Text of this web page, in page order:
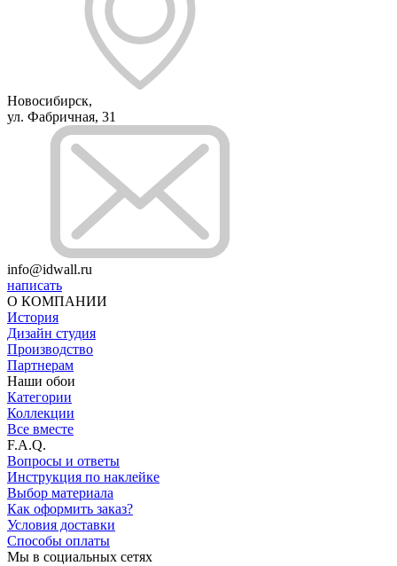
Новосибирск,
ул. Фабричная, 31
info@idwall.ru
написать
О КОМПАНИИ
История
Дизайн студия
Производство
Партнерам
Наши обои
Категории
Коллекции
Все вместе
F.A.Q.
Вопросы и ответы
Инструкция по наклейке
Выбор материала
Как оформить заказ?
Условия доставки
Способы оплаты
Мы в социальных сетях